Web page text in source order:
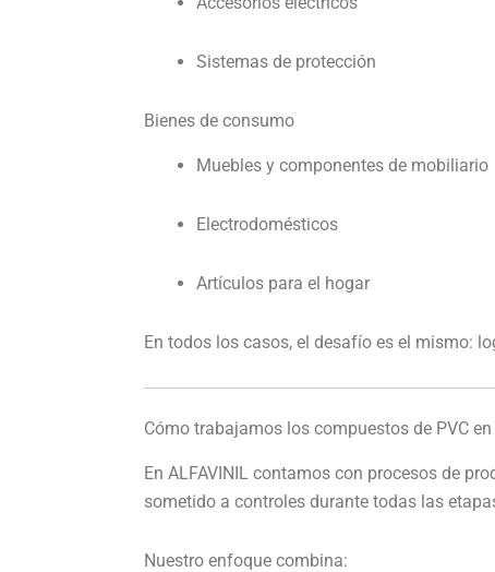
Sistemas de protección
Bienes de consumo
Muebles y componentes de mobiliario
Electrodomésticos
Artículos para el hogar
En todos los casos, el desafío es el mismo:
Cómo trabajamos los compuestos de PVC en
En ALFAVINIL contamos con procesos de
sometido a controles durante todas las
Nuestro enfoque combina: